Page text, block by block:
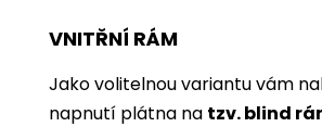
VNITŘNÍ RÁM
Jako volitelnou variantu vám
napnutí plátna na tzv. blind